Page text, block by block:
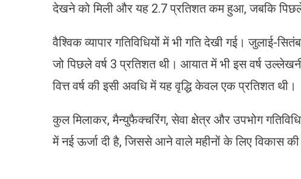
देखने को मिली और यह 2.7 प्रतिशत कम हुआ, जबकि पिछले
वैश्विक व्यापार गतिविधियों में भी गति देखी गई। जुलाई-
जो पिछले वर्ष 3 प्रतिशत थी। आयात में भी इस वर्ष
वित्त वर्ष की इसी अवधि में यह वृद्धि केवल एक प्रतिशत थी।
कुल मिलाकर, मैन्युफैक्चरिंग, सेवा क्षेत्र और उपभोग
में नई ऊर्जा दी है, जिससे आने वाले महीनों के लिए विकास